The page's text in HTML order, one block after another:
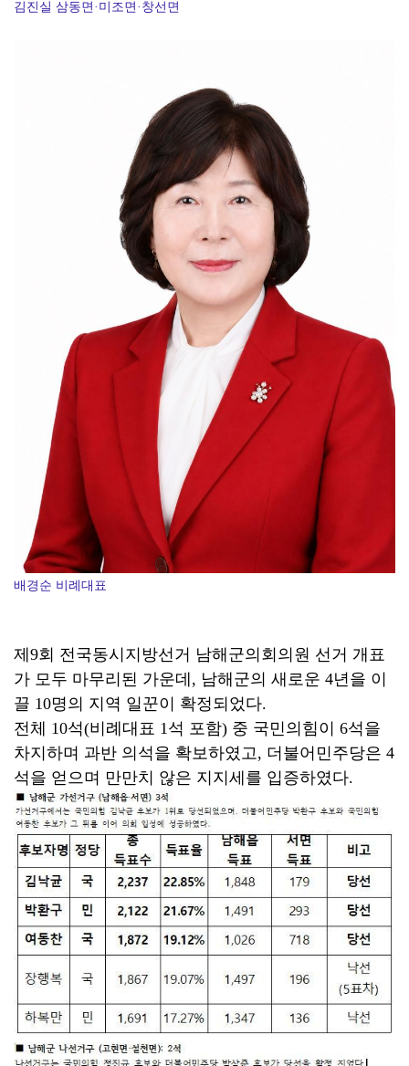
김진실 삼동면·미조면·창선면
배경순 비례대표
제9회 전국동시지방선거 남해군의회의원 선거 개표
가 모두 마무리된 가운데, 남해군의 새로운 4년을 이
끌 10명의 지역 일꾼이 확정되었다.
전체 10석(비례대표 1석 포함) 중 국민의힘이 6석을
차지하며 과반 의석을 확보하였고, 더불어민주당은 4
석을 얻으며 만만치 않은 지지세를 입증하였다.